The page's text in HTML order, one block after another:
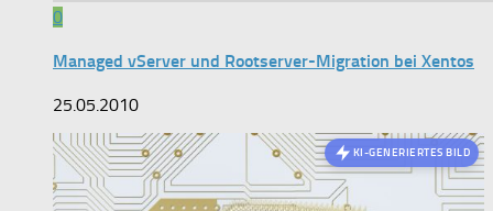
0
Managed vServer und Rootserver-Migration bei Xentos
25.05.2010
KI-GENERIERTES BILD